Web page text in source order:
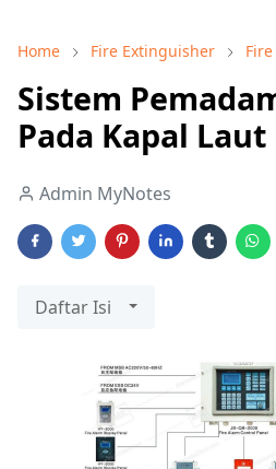
Home Fire Extinguisher
Sistem
Pada Kapal Laut
Admin MyNotes
Daftar Isi